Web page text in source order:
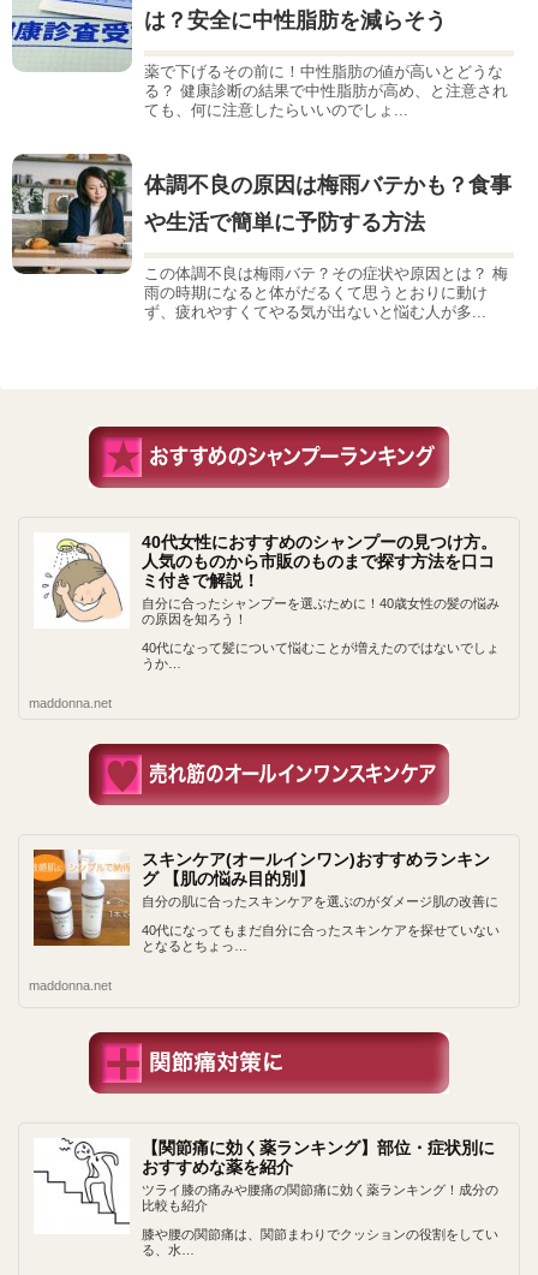
は？安全に中性脂肪を減らそう
薬で下げるその前に！中性脂肪の値が高いとどうな
る？ 健康診断の結果で中性脂肪が高め、と注意され
ても、何に注意したらいいのでしょ...
体調不良の原因は梅雨バテかも？食事
や生活で簡単に予防する方法
この体調不良は梅雨バテ？その症状や原因とは？ 梅
雨の時期になると体がだるくて思うとおりに動け
ず、疲れやすくてやる気が出ないと悩む人が多...
40代女性におすすめのシャンプーの見つけ方。
人気のものから市販のものまで探す方法を口コ
ミ付きで解説！
自分に合ったシャンプーを選ぶために！40歳女性の髪の悩み
の原因を知ろう！
40代になって髪について悩むことが増えたのではないでしょ
うか…
maddonna.net
スキンケア(オールインワン)おすすめランキン
グ 【肌の悩み目的別】
自分の肌に合ったスキンケアを選ぶのがダメージ肌の改善に
40代になってもまだ自分に合ったスキンケアを探せていない
となるとちょっ…
maddonna.net
【関節痛に効く薬ランキング】部位・症状別に
おすすめな薬を紹介
ツライ膝の痛みや腰痛の関節痛に効く薬ランキング！成分の
比較も紹介
膝や腰の関節痛は、関節まわりでクッションの役割をしてい
る、水…